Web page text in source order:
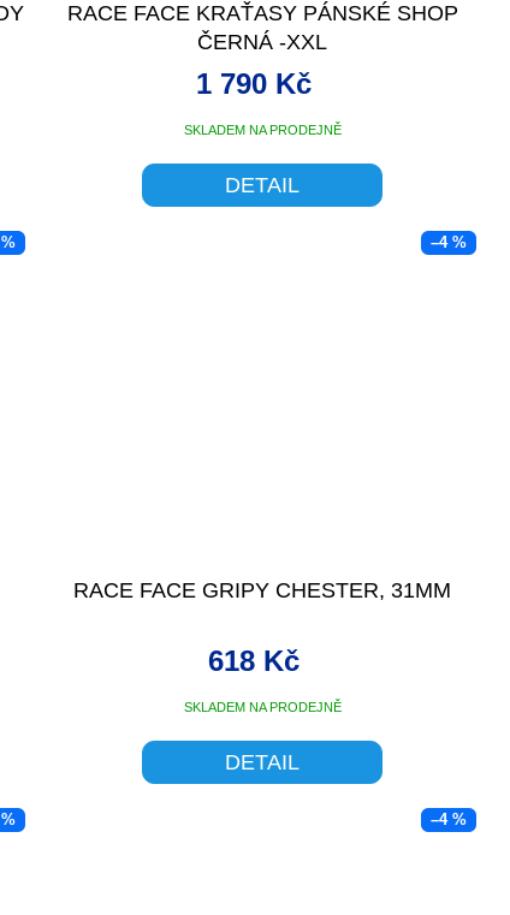
RACE FACE KRAŤASY PÁNSKÉ SHOP
ČERNÁ -XXL
SKLADEM NA PRODEJNĚ
1 790 Kč
DETAIL
–4 %
RACE FACE GRIPY CHESTER, 31MM
SKLADEM NA PRODEJNĚ
618 Kč
DETAIL
–4 %